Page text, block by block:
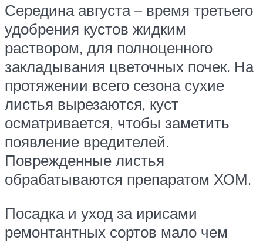
Середина августа – время третьего
удобрения кустов жидким
раствором, для полноценного
закладывания цветочных почек. На
протяжении всего сезона сухие
листья вырезаются, куст
осматривается, чтобы заметить
появление вредителей.
Поврежденные листья
обрабатываются препаратом ХОМ.
Посадка и уход за ирисами
ремонтантных сортов мало чем